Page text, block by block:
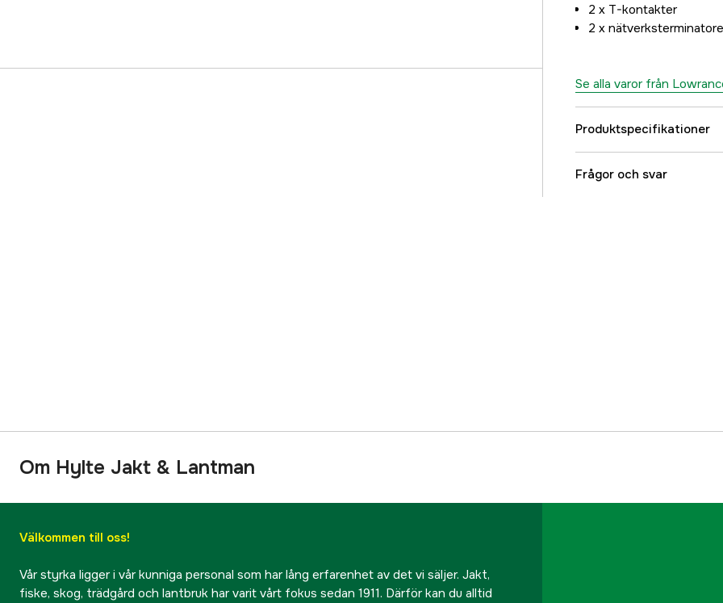
2 x T-kontakter
2 x
Se alla varor från
Produktspecifikationer
Referensnummer
Frågor och svar
Om Hylte Jakt & Lantman
Välkommen till oss!
Vår styrka ligger i vår kunniga personal som har lång erfarenhet av det vi säljer. Jakt,
fiske, skog, trädgård och lantbruk har varit vårt fokus sedan 1911. Därför kan du alltid